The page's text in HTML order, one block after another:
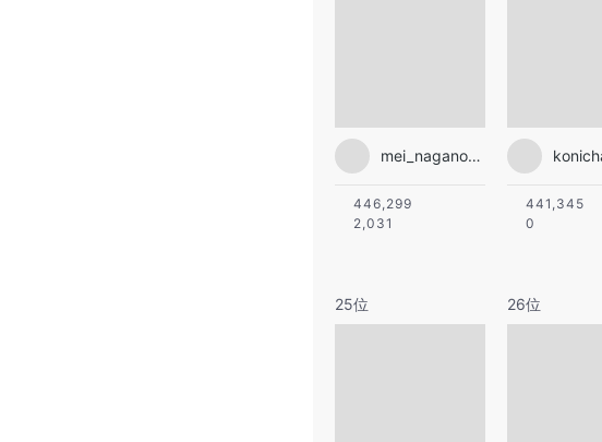
mei_nagano0924official
446,299
2,031
441,345
0
25位 26位